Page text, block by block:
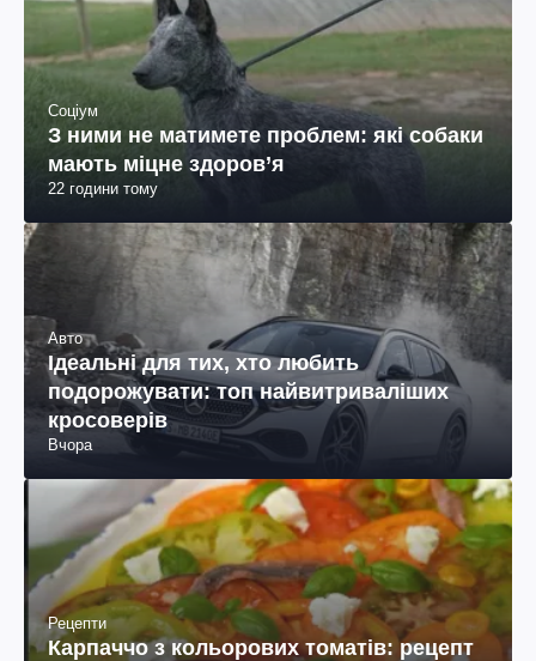
Соціум
З ними не матимете проблем: які собаки
мають міцне здоров’я
22 години тому
Авто
Ідеальні для тих, хто любить
подорожувати: топ найвитриваліших
кросоверів
Вчора
Рецепти
Карпаччо з кольорових томатів: рецепт